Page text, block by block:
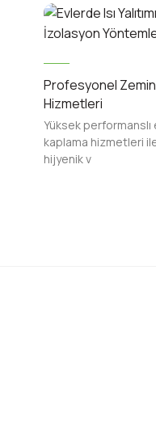
Profesyonel
Hizmetleri
Yüksek
kaplama hizmetleri ile
hijyenik v